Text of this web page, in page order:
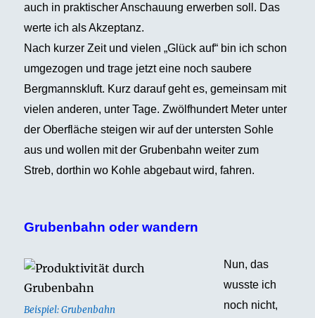
auch in praktischer Anschauung erwerben soll. Das
werte ich als Akzeptanz.
Nach kurzer Zeit und vielen „Glück auf“ bin ich schon
umgezogen und trage jetzt eine noch saubere
Bergmannskluft. Kurz darauf geht es, gemeinsam mit
vielen anderen, unter Tage.Zwölfhundert Meter unter
der Oberfläche steigen wir auf der untersten Sohle
aus und wollen mit der Grubenbahn weiter zum
Streb, dorthin wo Kohle abgebaut wird, fahren.
Grubenbahn oder wandern
Beispiel: Grubenbahn
Nun, das
wusste ich
noch nicht,